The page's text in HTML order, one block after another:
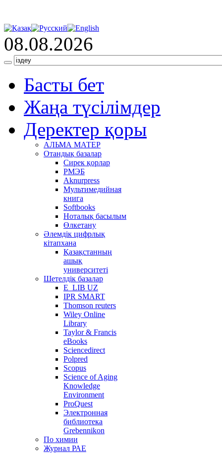
08.08.2026
Басты бет
Жаңа түсілімдер
Деректер қоры
АЛЬМА МАТЕР
Отандық базалар
Сирек қорлар
РМЭБ
Аknurpress
Мультимедийная
книга
Softbooks
Ноталық басылым
Өлкетану
Әлемдік цифрлық
кітапхана
Қазақстанның
ашық
университеті
Шетелдік базалар
E_LIB UZ
IPR SMART
Thomson reuters
Wiley Online
Library
Taylor & Francis
eBooks
Sciencedirect
Polpred
Scopus
Science of Aging
Knowledge
Environment
ProQuest
Электронная
библиотека
Grebennikon
По химии
Журнал РАЕ